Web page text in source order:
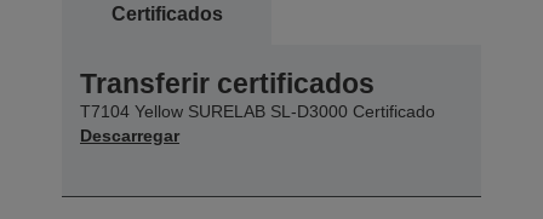
Certificados
Transferir certificados
T7104 Yellow SURELAB SL-D3000 Certificado
Descarregar